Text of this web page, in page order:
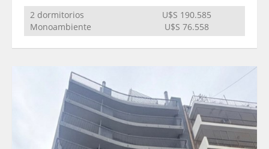
2 dormitorios
U$S 190.585
Monoambiente
U$S 76.558